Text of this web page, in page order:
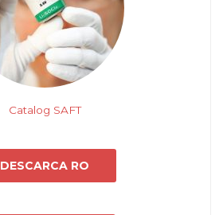
Catalog SAFT
DESCARCA RO